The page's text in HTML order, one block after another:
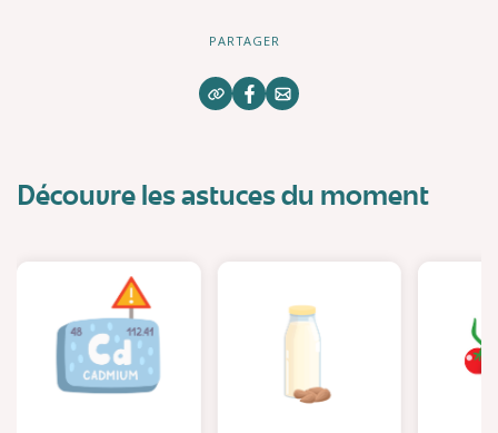
PARTAGER
Découvre les astuces du moment